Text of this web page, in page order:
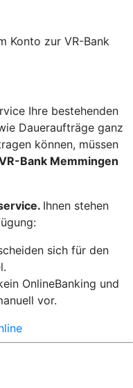
Konto zur VR-Bank
Ihre bestehenden
Daueraufträge ganz
können, müssen
Bank Memmingen
Ihnen stehen
sich für den
OnlineBanking und
vor.